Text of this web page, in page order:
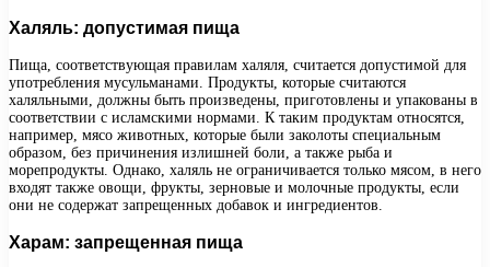
Халяль: допустимая пища
Пища, соответствующая правилам халяля, считается допустимой для
употребления мусульманами. Продукты, которые считаются
халяльными, должны быть произведены, приготовлены и упакованы в
соответствии с исламскими нормами. К таким продуктам относятся,
например, мясо животных, которые были заколоты специальным
образом, без причинения излишней боли, а также рыба и
морепродукты. Однако, халяль не ограничивается только мясом, в него
входят также овощи, фрукты, зерновые и молочные продукты, если
они не содержат запрещенных добавок и ингредиентов.
Харам: запрещенная пища